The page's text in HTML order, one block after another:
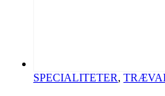
SPECIALITETER,